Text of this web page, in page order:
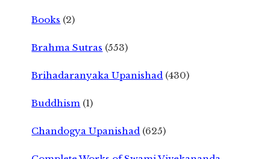
Books (2)
Brahma Sutras (553)
Brihadaranyaka Upanishad (430)
Buddhism (1)
Chandogya Upanishad (625)